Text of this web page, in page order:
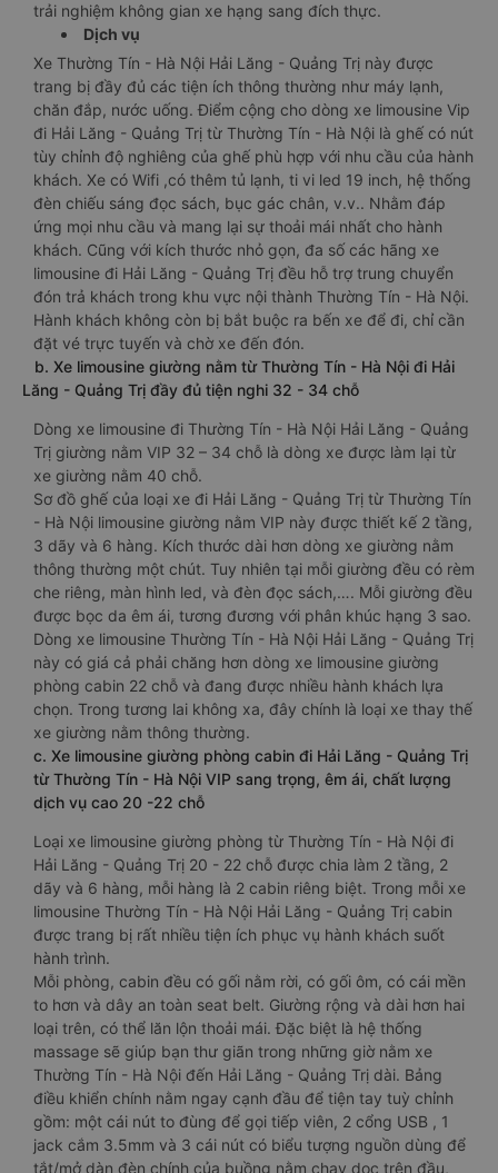
trải nghiệm không gian xe hạng sang đích thực.
Dịch vụ
Xe Thường Tín - Hà Nội Hải Lăng - Quảng Trị này được
trang bị đầy đủ các tiện ích thông thường như máy lạnh,
chăn đắp, nước uống. Điểm cộng cho dòng xe limousine Vip
đi Hải Lăng - Quảng Trị từ Thường Tín - Hà Nội là ghế có nút
tùy chỉnh độ nghiêng của ghế phù hợp với nhu cầu của hành
khách. Xe có Wifi ,có thêm tủ lạnh, ti vi led 19 inch, hệ thống
đèn chiếu sáng đọc sách, bục gác chân, v.v.. Nhằm đáp
ứng mọi nhu cầu và mang lại sự thoải mái nhất cho hành
khách. Cũng với kích thước nhỏ gọn, đa số các hãng xe
limousine đi Hải Lăng - Quảng Trị đều hỗ trợ trung chuyển
đón trả khách trong khu vực nội thành Thường Tín - Hà Nội.
Hành khách không còn bị bắt buộc ra bến xe để đi, chỉ cần
đặt vé trực tuyến và chờ xe đến đón.
b. Xe limousine giường nằm từ Thường Tín - Hà Nội đi Hải
Lăng - Quảng Trị đầy đủ tiện nghi 32 - 34 chỗ
Dòng xe limousine đi Thường Tín - Hà Nội Hải Lăng - Quảng
Trị giường nằm VIP 32 – 34 chỗ là dòng xe được làm lại từ
xe giường nằm 40 chỗ.
Sơ đồ ghế của loại xe đi Hải Lăng - Quảng Trị từ Thường Tín
- Hà Nội limousine giường nằm VIP này được thiết kế 2 tầng,
3 dãy và 6 hàng. Kích thước dài hơn dòng xe giường nằm
thông thường một chút. Tuy nhiên tại mỗi giường đều có rèm
che riêng, màn hình led, và đèn đọc sách,…. Mỗi giường đều
được bọc da êm ái, tương đương với phân khúc hạng 3 sao.
Dòng xe limousine Thường Tín - Hà Nội Hải Lăng - Quảng Trị
này có giá cả phải chăng hơn dòng xe limousine giường
phòng cabin 22 chỗ và đang được nhiều hành khách lựa
chọn. Trong tương lai không xa, đây chính là loại xe thay thế
xe giường nằm thông thường.
c. Xe limousine giường phòng cabin đi Hải Lăng - Quảng Trị
từ Thường Tín - Hà Nội VIP sang trọng, êm ái, chất lượng
dịch vụ cao 20 -22 chỗ
Loại xe limousine giường phòng từ Thường Tín - Hà Nội đi
Hải Lăng - Quảng Trị 20 - 22 chỗ được chia làm 2 tầng, 2
dãy và 6 hàng, mỗi hàng là 2 cabin riêng biệt. Trong mỗi xe
limousine Thường Tín - Hà Nội Hải Lăng - Quảng Trị cabin
được trang bị rất nhiều tiện ích phục vụ hành khách suốt
hành trình.
Mỗi phòng, cabin đều có gối nằm rời, có gối ôm, có cái mền
to hơn và dây an toàn seat belt. Giường rộng và dài hơn hai
loại trên, có thể lăn lộn thoải mái. Đặc biệt là hệ thống
massage sẽ giúp bạn thư giãn trong những giờ nằm xe
Thường Tín - Hà Nội đến Hải Lăng - Quảng Trị dài. Bảng
điều khiển chính nằm ngay cạnh đầu để tiện tay tuỳ chỉnh
gồm: một cái nút to đùng để gọi tiếp viên, 2 cổng USB , 1
jack cắm 3.5mm và 3 cái nút có biểu tượng nguồn dùng để
tắt/mở dàn đèn chính của buồng nằm chạy dọc trên đầu,